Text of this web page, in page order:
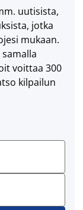
uutisista,
jotka
mukaan.
voittaa 300
kilpailun